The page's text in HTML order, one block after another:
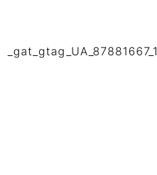
_gat_gtag_UA_87881667_1